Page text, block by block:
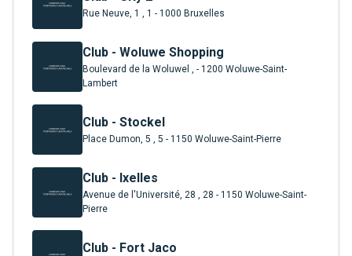
Rue Neuve, 1 , 1 - 1000 Bruxelles
Club - Woluwe Shopping
Boulevard de la Woluwel , - 1200 Woluwe-Saint-
Lambert
Club - Stockel
Place Dumon, 5 , 5 - 1150 Woluwe-Saint-Pierre
Club - Ixelles
Avenue de l'Université, 28 , 28 - 1150 Woluwe-Saint-
Pierre
Club - Fort Jaco